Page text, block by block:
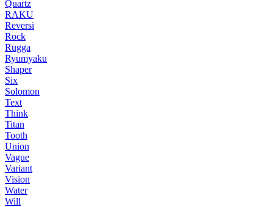
Quartz
RAKU
Reversi
Rock
Rugga
Ryumyaku
Shaper
Six
Solomon
Text
Think
Titan
Tooth
Union
Vague
Variant
Vision
Water
Will